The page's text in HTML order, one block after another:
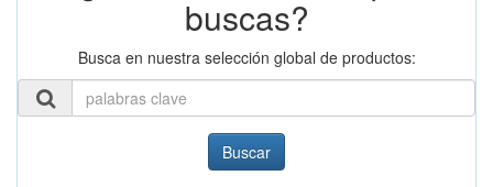
buscas?
Busca en nuestra selección global de productos:
Buscar